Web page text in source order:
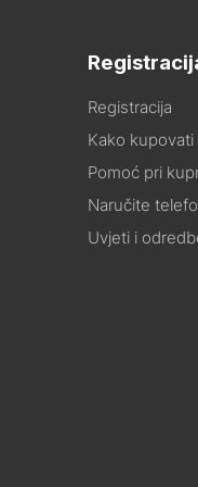
Registracija
Kako kupovati
Pomoć pri
Naručite
Uvjeti i